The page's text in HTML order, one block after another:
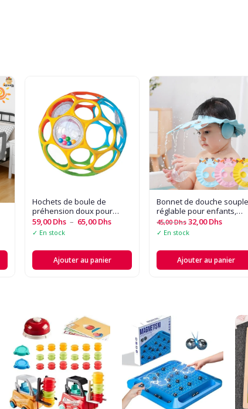
Hochets de boule de
préhension doux pour
bébé, avec cloche, jouet
sensoriel éducatif
59,00Dhs – 65,00Dhs
✓ En stock
Ajouter au panier
Bonnet de douche souple
réglable pour enfants,
chapeau de bain pour
enfants de 0 à 6 ans
45,00Dhs 32,00Dhs
✓ En stock
Ajouter au panier